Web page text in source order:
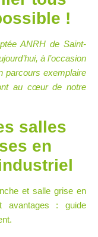
!
ANRH de Saint-
à l’occasion
parcours exemplaire
au cœur de notre
salles
en
et salle grise en
avantages : guide